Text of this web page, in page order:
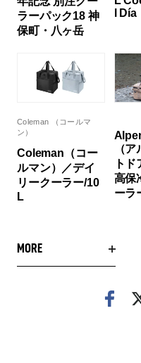
ラーパック18 神
保町・八ヶ岳
l Día
Coleman （コールマ
ン）
Coleman（コー
ルマン）／デイ
リークーラー/10
L
（
ト
高保
ーラ
MORE